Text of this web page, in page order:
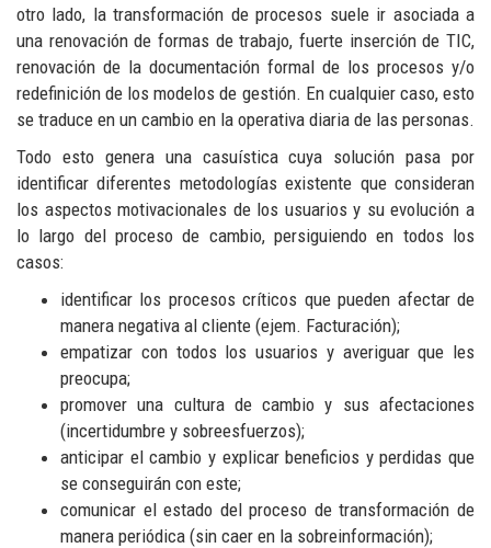
otro lado, la transformación de procesos suele ir asociada a
una renovación de formas de trabajo, fuerte inserción de TIC,
renovación de la documentación formal de los procesos y/o
redefinición de los modelos de gestión. En cualquier caso, esto
se traduce en un cambio en la operativa diaria de las personas.
Todo esto genera una casuística cuya solución pasa por
identificar diferentes metodologías existente que consideran
los aspectos motivacionales de los usuarios y su evolución a
lo largo del proceso de cambio, persiguiendo en todos los
casos:
identificar los procesos críticos que pueden afectar de
manera negativa al cliente (ejem. Facturación);
empatizar con todos los usuarios y averiguar que les
preocupa;
promover una cultura de cambio y sus afectaciones
(incertidumbre y sobreesfuerzos);
anticipar el cambio y explicar beneficios y perdidas que
se conseguirán con este;
comunicar el estado del proceso de transformación de
manera periódica (sin caer en la sobreinformación);